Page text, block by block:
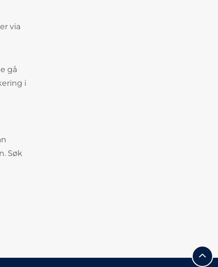
via
gå
i
Søk